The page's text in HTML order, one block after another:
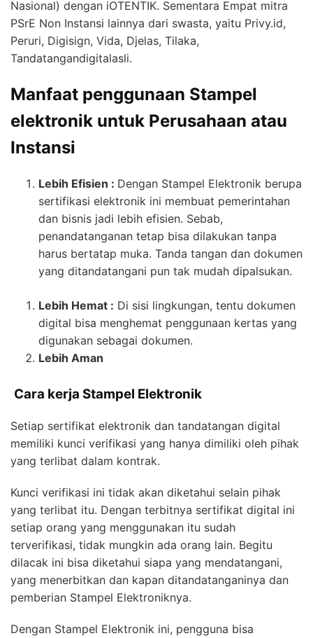
Nasional) dengan iOTENTIK. Sementara Empat mitra
PSrE Non Instansi lainnya dari swasta, yaitu Privy.id,
Peruri, Digisign, Vida, Djelas, Tilaka,
Tandatangandigitalasli.
Manfaat penggunaan Stampel
elektronik untuk Perusahaan atau
Instansi
Lebih Efisien : Dengan Stampel Elektronik berupa
sertifikasi elektronik ini membuat pemerintahan
dan bisnis jadi lebih efisien. Sebab,
penandatanganan tetap bisa dilakukan tanpa
harus bertatap muka. Tanda tangan dan dokumen
yang ditandatangani pun tak mudah dipalsukan.
Lebih Hemat : Di sisi lingkungan, tentu dokumen
digital bisa menghemat penggunaan kertas yang
digunakan sebagai dokumen.
Lebih Aman
Cara kerja Stampel Elektronik
Setiap sertifikat elektronik dan tandatangan digital
memiliki kunci verifikasi yang hanya dimiliki oleh pihak
yang terlibat dalam kontrak.
Kunci verifikasi ini tidak akan diketahui selain pihak
yang terlibat itu. Dengan terbitnya sertifikat digital ini
setiap orang yang menggunakan itu sudah
terverifikasi, tidak mungkin ada orang lain. Begitu
dilacak ini bisa diketahui siapa yang mendatangani,
yang menerbitkan dan kapan ditandatanganinya dan
pemberian Stampel Elektroniknya.
Dengan Stampel Elektronik ini, pengguna bisa